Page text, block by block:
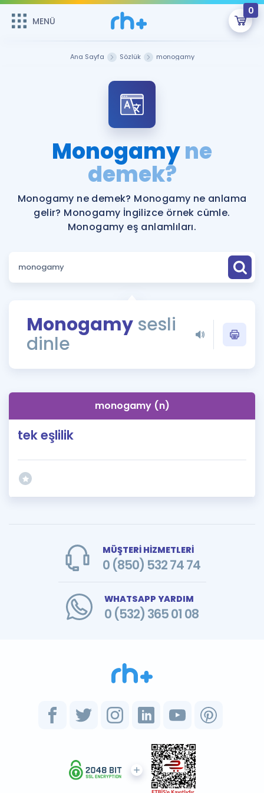
MENÜ
0
Şifremi Hatırlamıyorum
Sepetin Şu An Boş.
Remzi Hoca ile seni sınava hazırlayacak onlarca eğitim seni
bekliyor!
MENÜ
Katılımcı Görüşleri
Faydalı Araçlar
Ücretsiz Kaynaklar
Puan Hesaplama
ÖSYM Sınav Takvimi
Kampanyalar
İngilizce Gramer
İngilizce Gramer
Ana Sayfa Sözlük monogamy
Monogamyne
demek?
Monogamy ne demek? Monogamy ne anlama
gelir? Monogamy İngilizce örnek cümle.
Monogamy eş anlamlıları.
Monogamy sesli
dinle
monogamy (n)
tek eşlilik
MÜŞTERİ HİZMETLERİ
0 (850) 532 74 74
WHATSAPP YARDIM
0 (532) 365 01 08